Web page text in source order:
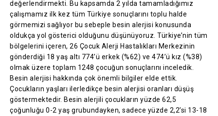
değerlendirmekti. Bu kapsamda 2 yılda tamamladığımız
çalışmamız ilk kez tüm Türkiye sonuçlarını toplu halde
görmemizi sağlıyor bu sebeple besin alerjisi konusunda
oldukça yol gösterici olduğunu düşünüyoruz. Türkiye’nin tüm
bölgelerini içeren, 26 Çocuk Alerji Hastalıkları Merkezinin
gönderdiği 18 yaş altı 774’ü erkek (%62) ve 474’ü kız (%38)
olmak üzere toplam 1248 çocuğun sonuçlarını inceledik.
Besin alerjisi hakkında çok önemli bilgiler elde ettik.
Çocukların yaşları ilerledikçe besin alerjisi oranları düşüş
göstermektedir. Besin alerjili çocukların yüzde 62,5
çoğunluğu 0-2 yaş grubundayken, sadece yüzde 2,2’si 13-18